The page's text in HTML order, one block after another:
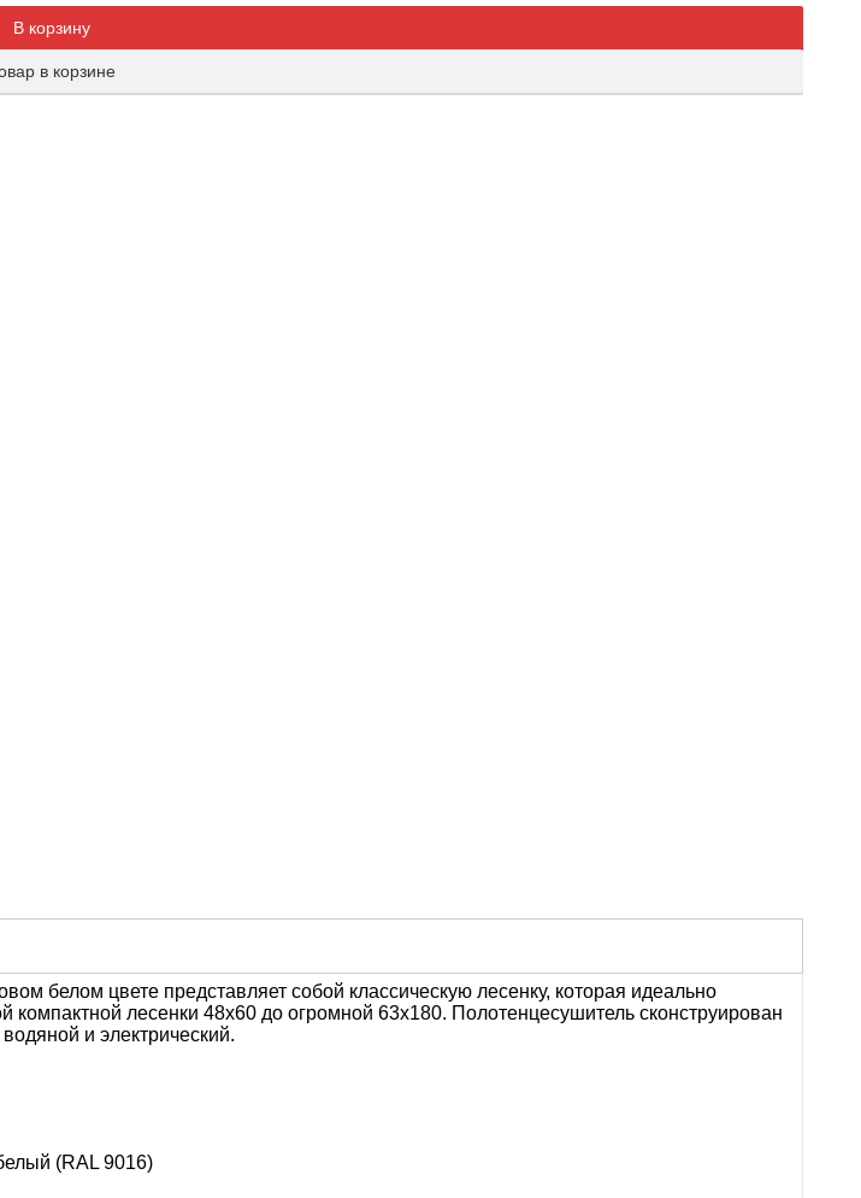
В корзину
в корзине
белом цвете представляет собой классическую лесенку, которая идеально
лесенки 48х60 до огромной 63х180. Полотенцесушитель сконструирован
и электрический.
(RAL 9016)